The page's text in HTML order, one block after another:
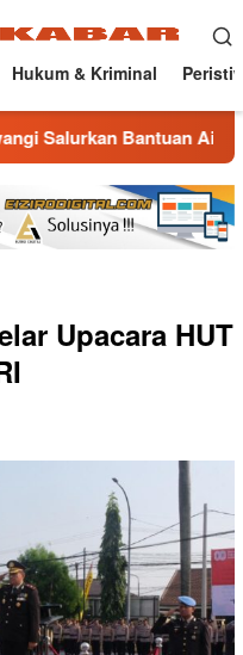
Hukum & Kriminal
Air Bersih untuk
Upacara HUT